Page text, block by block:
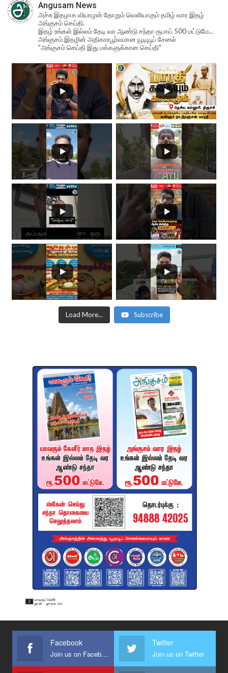
Angusam News
அச்சு இதழாக வியாழன் தோறும் வெளியாகும் தமிழ் வார இதழ்
அங்குசம் செய்தி.
இதழ் உங்கள் இல்லம் தேடி வர ஆண்டு சந்தா ரூபாய் 500 மட்டுமே...
அங்குசம் இதழின் அதிகாரபூர்வமான யூடியூப் சேனல்
"அங்குசம் செய்தி இது மக்களுக்கான செய்தி"
Load More... Subscribe
Facebook
Join us on Facebook
Twitter
Join us on Twitter